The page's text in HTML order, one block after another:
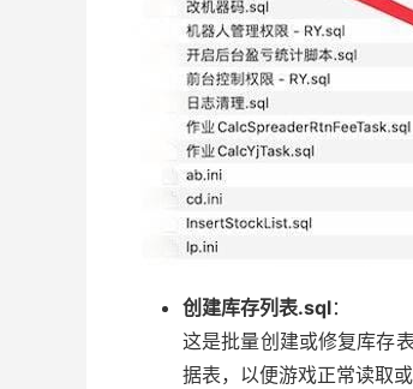
创建库存列表.sql：
这是批量创建或修复库存
据表，以便游戏正常读取或